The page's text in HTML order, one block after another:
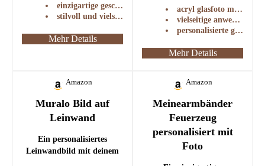
perfekt für besondere
Anlässe.
einzigartige geschenkidee
stilvoll und vielseitig
Mehr Details
Momente und als Geschenk
für verschiedene Anlässe.
acryl glasfoto mit led-rahmen
vielseitige anwendung
personalisierte geschenke für männer
Mehr Details
Amazon
Muralo Bild auf
Leinwand
Ein personalisiertes
Leinwandbild mit deinem
Amazon
Meinearmbänder
Feuerzeug
personalisiert mit
Foto